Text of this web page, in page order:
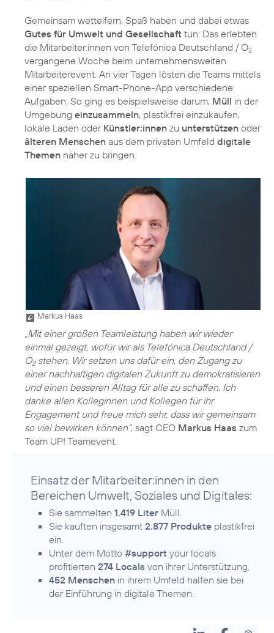
Gemeinsam wetteifern, Spaß haben und dabei etwas
Gutes für Umwelt und Gesellschaft tun: Das erlebten
die Mitarbeiter:innen von Telefónica Deutschland / O2
vergangene Woche beim unternehmensweiten
Mitarbeiterevent. An vier Tagen lösten die Teams mittels
einer speziellen Smart-Phone-App verschiedene
Aufgaben. So ging es beispielsweise darum, Müll in der
Umgebung einzusammeln, plastikfrei einzukaufen,
lokale Läden oder Künstler:innen zu unterstützen oder
älteren Menschen aus dem privaten Umfeld digitale
Themen näher zu bringen.
Markus Haas
„Mit einer großen Teamleistung haben wir wieder
einmal gezeigt, wofür wir als Telefónica Deutschland /
O2stehen. Wir setzen uns dafür ein, den Zugang zu
einer nachhaltigen digitalen Zukunft zu demokratisieren
und einen besseren Alltag für alle zu schaffen. Ich
danke allen Kolleginnen und Kollegen für ihr
Engagement und freue mich sehr, dass wir gemeinsam
so viel bewirken können“, sagt CEO Markus Haas zum
Team UP! Teamevent.
Einsatz der Mitarbeiter:innen in den
Bereichen Umwelt, Soziales und Digitales:
Sie sammelten 1.419 Liter Müll.
Sie kauften insgesamt 2.877 Produkte plastikfrei
ein.
Unter dem Motto #support your locals
profitierten 274 Locals von ihrer Unterstützung.
452 Menschen in ihrem Umfeld halfen sie bei
der Einführung in digitale Themen.